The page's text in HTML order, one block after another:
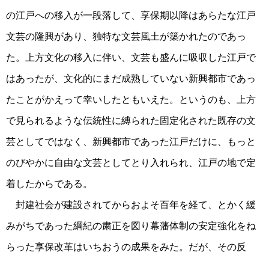
の江戸への移入が一段落して、享保期以降はあらたな江戸
文芸の隆興があり、独特な文芸風土が築かれたのであっ
た。上方文化の移入に伴い、文芸も盛んに吸収した江戸で
はあったが、文化的にまだ成熟していない新興都市であっ
たことがかえって幸いしたともいえた。というのも、上方
で見られるような伝統性に縛られた固定化された既存の文
芸としてではなく、新興都市であった江戸だけに、もっと
のびやかに自由な文芸としてとり入れられ、江戸の地で定
着したからである。
封建社会が建設されてからおよそ百年を経て、とかく緩
みがちであった綱紀の粛正を図り幕藩体制の安定強化をね
らった享保改革はいちおうの成果をみた。だが、その反